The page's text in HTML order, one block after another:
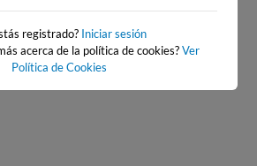
0.1 m CHOPI
registrado? Iniciar sesión
acerca de la política de cookies?Ver
Política de Cookies